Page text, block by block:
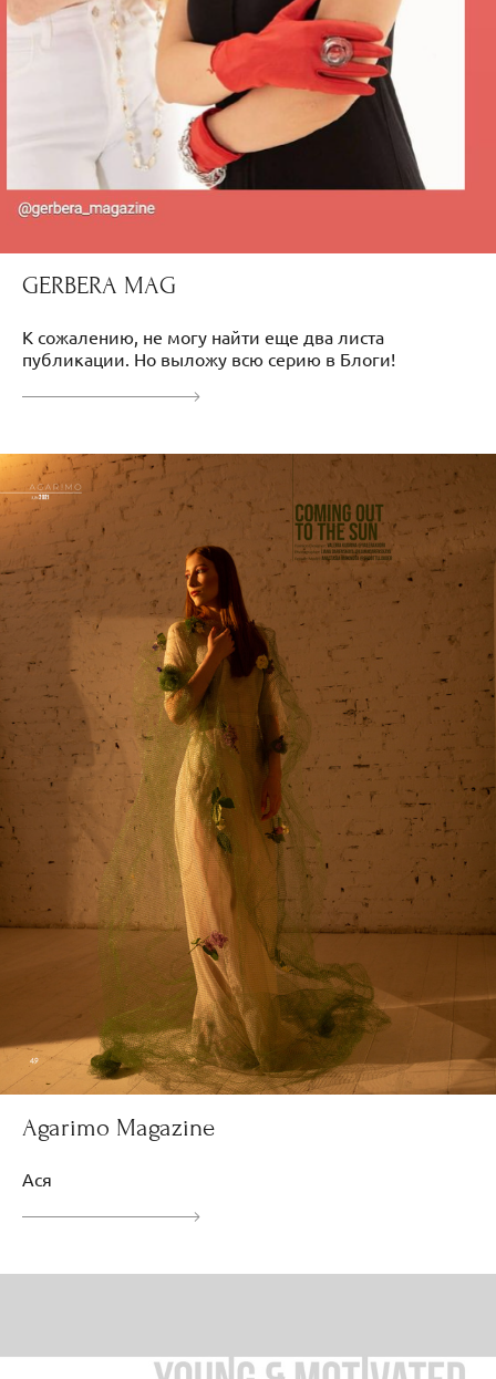
GERBERA MAG
К сожалению, не могу найти еще два листа
публикации. Но выложу всю серию в Блоги!
Agarimo Magazine
Ася